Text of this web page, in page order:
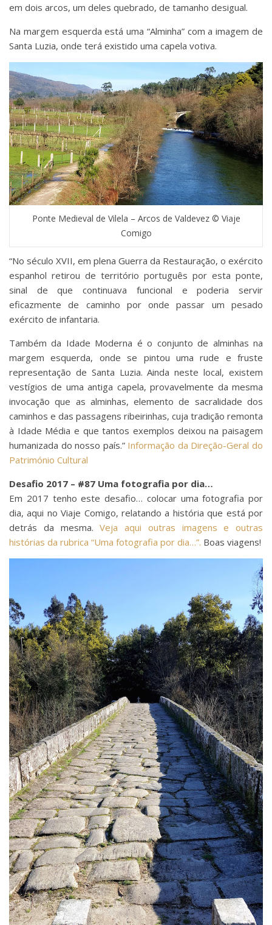
em dois arcos, um deles quebrado, de tamanho desigual.
Na margem esquerda está uma “Alminha” com a imagem de
Santa Luzia, onde terá existido uma capela votiva.
Ponte Medieval de Vilela – Arcos de Valdevez © Viaje
Comigo
“No século XVII, em plena Guerra da Restauração, o exército
espanhol retirou de território português por esta ponte,
sinal de que continuava funcional e poderia servir
eficazmente de caminho por onde passar um pesado
exército de infantaria.
Também da Idade Moderna é o conjunto de alminhas na
margem esquerda, onde se pintou uma rude e fruste
representação de Santa Luzia. Ainda neste local, existem
vestígios de uma antiga capela, provavelmente da mesma
invocação que as alminhas, elemento de sacralidade dos
caminhos e das passagens ribeirinhas, cuja tradição remonta
à Idade Média e que tantos exemplos deixou na paisagem
humanizada do nosso país.” Informação da Direção-Geral do
Património Cultural
Desafio 2017 – #87 Uma fotografia por dia…
Em 2017 tenho este desafio… colocar uma fotografia por
dia, aqui no Viaje Comigo, relatando a história que está por
detrás da mesma.Veja aqui outras imagens e outras
histórias da rubrica “Uma fotografia por dia…”. Boas viagens!